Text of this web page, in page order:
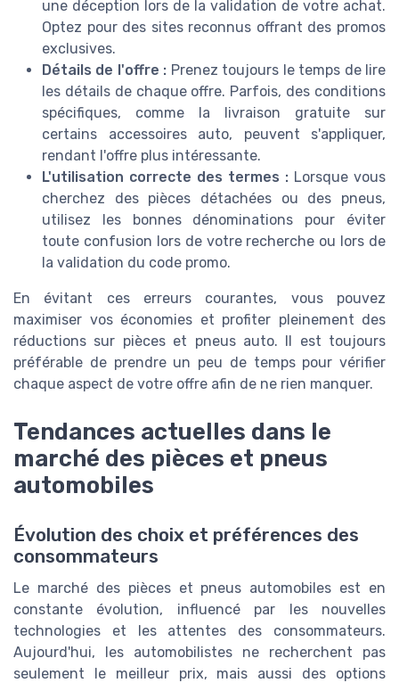
une déception lors de la validation de votre achat.
Optez pour des sites reconnus offrant des promos
exclusives.
Détails de l'offre : Prenez toujours le temps de lire
les détails de chaque offre. Parfois, des conditions
spécifiques, comme la livraison gratuite sur
certains accessoires auto, peuvent s'appliquer,
rendant l'offre plus intéressante.
L'utilisation correcte des termes : Lorsque vous
cherchez des pièces détachées ou des pneus,
utilisez les bonnes dénominations pour éviter
toute confusion lors de votre recherche ou lors de
la validation du code promo.
En évitant ces erreurs courantes, vous pouvez
maximiser vos économies et profiter pleinement des
réductions sur pièces et pneus auto. Il est toujours
préférable de prendre un peu de temps pour vérifier
chaque aspect de votre offre afin de ne rien manquer.
Tendances actuelles dans le
marché des pièces et pneus
automobiles
Évolution des choix et préférences des
consommateurs
Le marché des pièces et pneus automobiles est en
constante évolution, influencé par les nouvelles
technologies et les attentes des consommateurs.
Aujourd'hui, les automobilistes ne recherchent pas
seulement le meilleur prix, mais aussi des options